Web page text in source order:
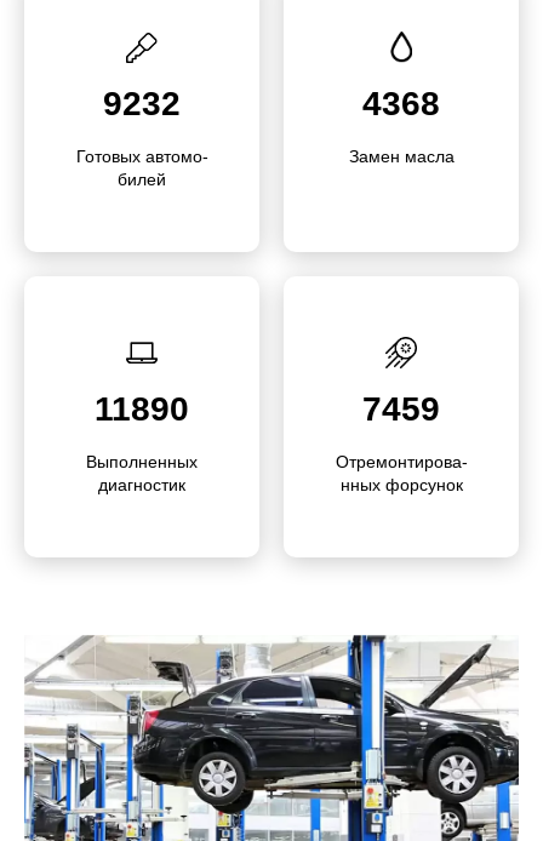
9232
Готовых автомо­
билей
4368
Замен масла
11890
Выполне­нных
диагностик
7459
Отремонти­ро­ва­
нных форсунок